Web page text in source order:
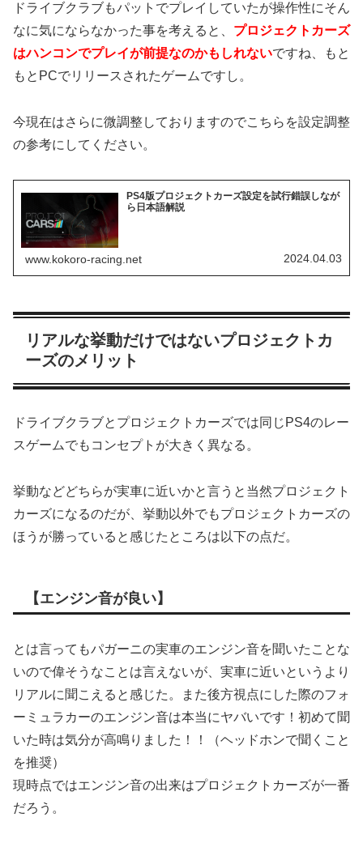
ドライブクラブもパットでプレイしていたが操作性にそん
なに気にならなかった事を考えると、 プロジェクトカーズ
はハンコンでプレイが前提なのかもしれないですね、もと
もとPCでリリースされたゲームですし。
今現在はさらに微調整しておりますのでこちらを設定調整
の参考にしてください。
PS4版プロジェクトカーズ設定を試行錯誤しなが
ら日本語解説
www.kokoro-racing.net 2024.04.03
リアルな挙動だけではないプロジェクトカ
ーズのメリット
ドライブクラブとプロジェクトカーズでは同じPS4のレー
スゲームでもコンセプトが大きく異なる。
挙動などどちらが実車に近いかと言うと当然プロジェクト
カーズになるのだが、挙動以外でもプロジェクトカーズの
ほうが勝っていると感じたところは以下の点だ。
【エンジン音が良い】
とは言ってもパガーニの実車のエンジン音を聞いたことな
いので偉そうなことは言えないが、実車に近いというより
リアルに聞こえると感じた。また後方視点にした際のフォ
ーミュラカーのエンジン音は本当にヤバいです！初めて聞
いた時は気分が高鳴りました！！（ヘッドホンで聞くこと
を推奨）
現時点ではエンジン音の出来はプロジェクトカーズが一番
だろう。